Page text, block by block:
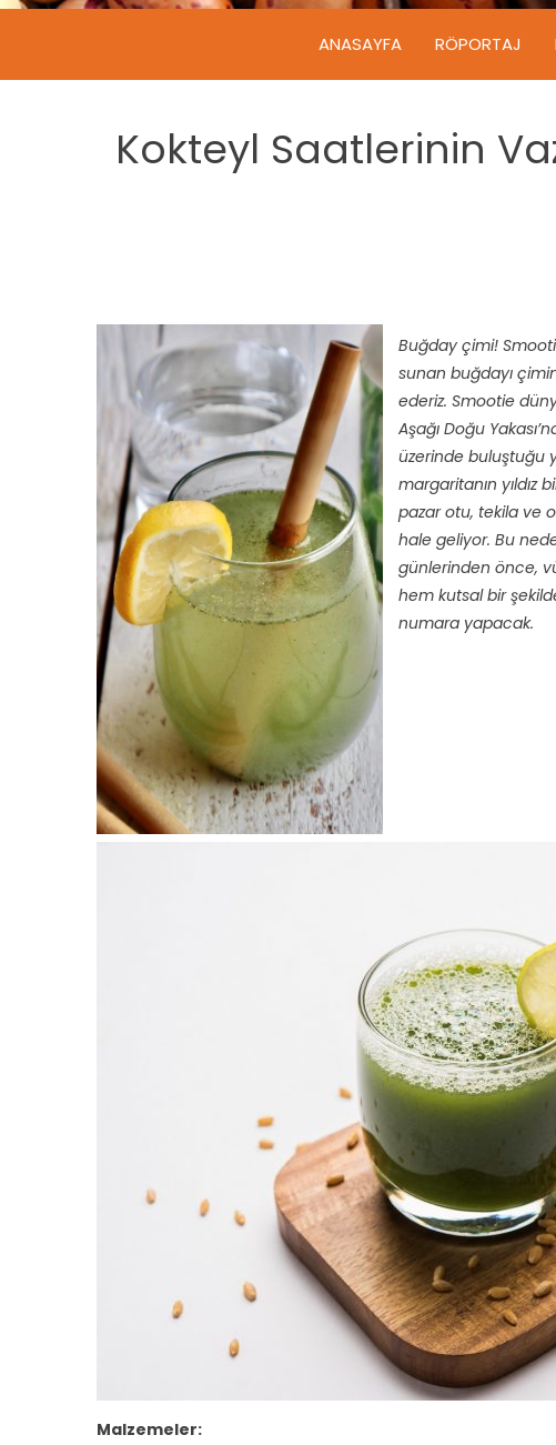
ANASAYFA RÖPORTAJ
Kokteyl Saatlerinin
Buğday çimi!
sunan buğdayı
ederiz. Smootie
Aşağı Doğu
üzerinde buluştuğu
margaritanın yıldız
pazar otu, tekila ve
hale geliyor. Bu
günlerinden önce,
hem kutsal bir
numara yapacak.
Malzemeler: